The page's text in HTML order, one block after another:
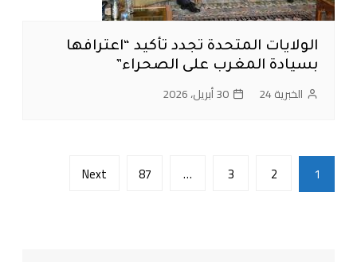
الولايات المتحدة تجدد تأكيد “اعترافها
بسيادة المغرب على الصحراء”
الخبرية 24 30 أبريل، 2026
تصفّح
المقالات
1
2
3
…
87
Next